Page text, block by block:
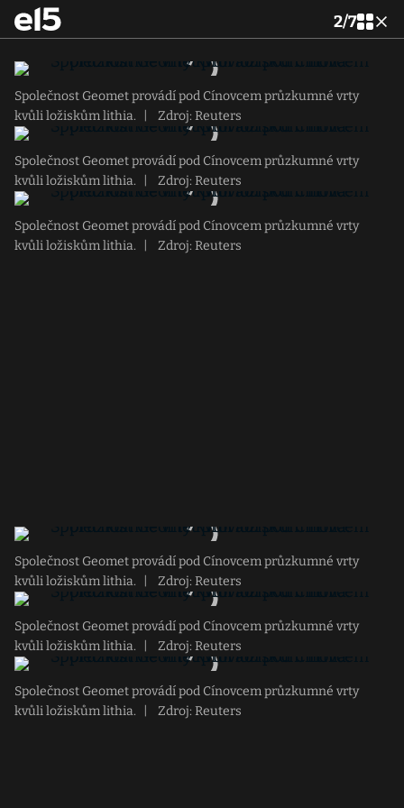
2/7
Společnost Geomet provádí pod Cínovcem průzkumné vrty
kvůli ložiskům lithia.
Zdroj: Reuters
Společnost Geomet provádí pod Cínovcem průzkumné vrty
kvůli ložiskům lithia.
Zdroj: Reuters
Společnost Geomet provádí pod Cínovcem průzkumné vrty
kvůli ložiskům lithia.
Zdroj: Reuters
Společnost Geomet provádí pod Cínovcem průzkumné vrty
kvůli ložiskům lithia.
Zdroj: Reuters
Společnost Geomet provádí pod Cínovcem průzkumné vrty
kvůli ložiskům lithia.
Zdroj: Reuters
Společnost Geomet provádí pod Cínovcem průzkumné vrty
kvůli ložiskům lithia.
Zdroj: Reuters